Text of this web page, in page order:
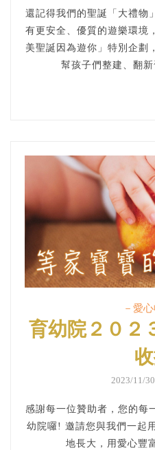
還記得我們的聖誕「大禮物
有更安全、優質的遊樂環境
美聖誕因為遊你」特別企劃
幫孩子們整建、翻
－愛
育幼院２０２
2023/11/
感謝每一位贊助者，您的每
幼院囉! 邀請您與我們一起
地長大，用愛心豐